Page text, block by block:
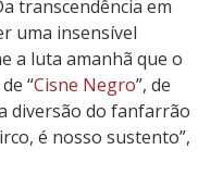
transcendência em
uma insensível
a luta amanhã que o
“Cisne Negro”, de
diversão do fanfarrão
é nosso sustento”,